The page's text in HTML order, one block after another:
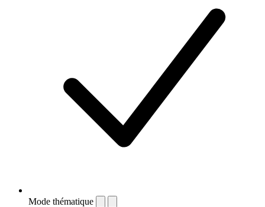
Mode thématique